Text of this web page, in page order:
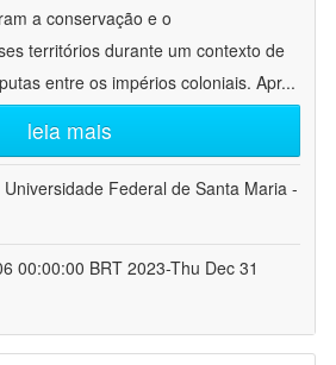
a conservação e o
territórios durante um contexto de
entre os impérios coloniais. Apr...
leia mais
Universidade Federal de Santa Maria -
00:00:00 BRT 2023-Thu Dec 31